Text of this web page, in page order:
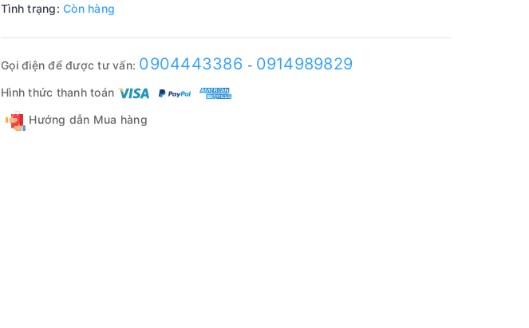
Tình trạng: Còn hàng
Gọi điện để được tư vấn: 0904443386 - 0914989829
Hình thức thanh toán
Hướng dẫn Mua hàng